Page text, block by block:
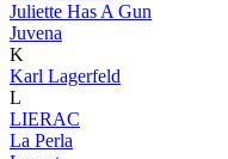
Juliette Has A Gun
Juvena
K
Karl Lagerfeld
L
LIERAC
La Perla